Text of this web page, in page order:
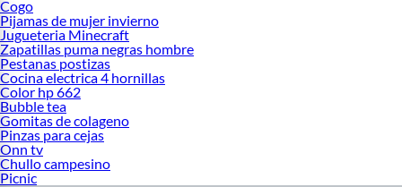
Cogo
Pijamas de mujer invierno
Jugueteria Minecraft
Zapatillas puma negras hombre
Pestanas postizas
Cocina electrica 4 hornillas
Color hp 662
Bubble tea
Gomitas de colageno
Pinzas para cejas
Onn tv
Chullo campesino
Picnic